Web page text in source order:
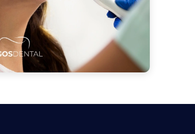
Elles vérifient la santé de
les dents manquantes et